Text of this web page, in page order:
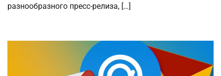
разнообразного пресс-релиза, […]